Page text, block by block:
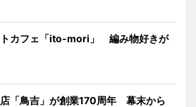
トカフェ「ito-mori」 編み物好きが
「鳥吉」が創業170周年 幕末から